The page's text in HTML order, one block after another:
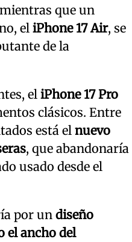
que un
el iPhone 17 Air, se
de la
el iPhone 17 Pro
clásicos. Entre
está el nuevo
, que abandonaría
usado desde el
por un diseño
el ancho del